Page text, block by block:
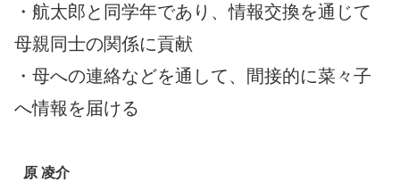
・航太郎と同学年であり、情報交換を通じて
母親同士の関係に貢献
・母への連絡などを通して、間接的に菜々子
へ情報を届ける
原 凌介